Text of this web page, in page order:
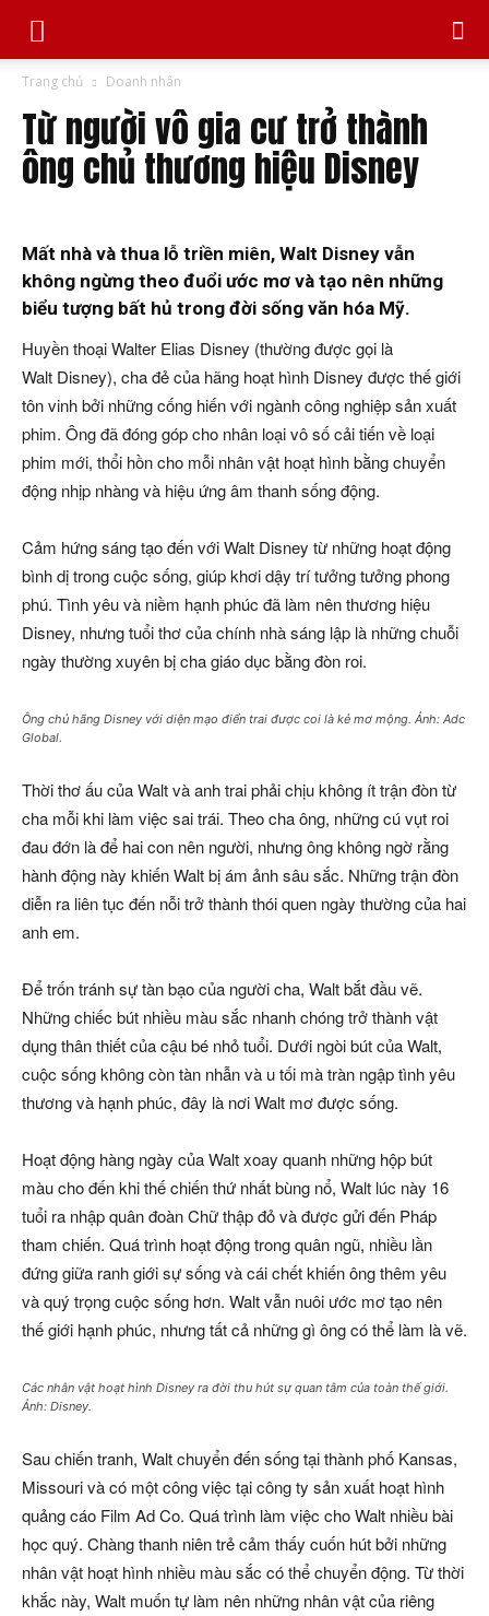
Trang chủ Doanh nhân
Từ người vô gia cư trở thành
ông chủ thương hiệu Disney
Mất nhà và thua lỗ triền miên, Walt Disney vẫn
không ngừng theo đuổi ước mơ và tạo nên những
biểu tượng bất hủ trong đời sống văn hóa Mỹ.
Huyền thoại Walter Elias Disney (thường được gọi là
Walt Disney), cha đẻ của hãng hoạt hình Disney được thế giới
tôn vinh bởi những cống hiến với ngành công nghiệp sản xuất
phim. Ông đã đóng góp cho nhân loại vô số cải tiến về loại
phim mới, thổi hồn cho mỗi nhân vật hoạt hình bằng chuyển
động nhịp nhàng và hiệu ứng âm thanh sống động.
Cảm hứng sáng tạo đến với Walt Disney từ những hoạt động
bình dị trong cuộc sống, giúp khơi dậy trí tưởng tưởng phong
phú. Tình yêu và niềm hạnh phúc đã làm nên thương hiệu
Disney, nhưng tuổi thơ của chính nhà sáng lập là những chuỗi
ngày thường xuyên bị cha giáo dục bằng đòn roi.
Ông chủ hãng Disney với diện mạo điển trai được coi là kẻ mơ mộng. Ảnh: Adc
Global.
Thời thơ ấu của Walt và anh trai phải chịu không ít trận đòn từ
cha mỗi khi làm việc sai trái. Theo cha ông, những cú vụt roi
đau đớn là để hai con nên người, nhưng ông không ngờ rằng
hành động này khiến Walt bị ám ảnh sâu sắc. Những trận đòn
diễn ra liên tục đến nỗi trở thành thói quen ngày thường của hai
anh em.
Để trốn tránh sự tàn bạo của người cha, Walt bắt đầu vẽ.
Những chiếc bút nhiều màu sắc nhanh chóng trở thành vật
dụng thân thiết của cậu bé nhỏ tuổi. Dưới ngòi bút của Walt,
cuộc sống không còn tàn nhẫn và u tối mà tràn ngập tình yêu
thương và hạnh phúc, đây là nơi Walt mơ được sống.
Hoạt động hàng ngày của Walt xoay quanh những hộp bút
màu cho đến khi thế chiến thứ nhất bùng nổ, Walt lúc này 16
tuổi ra nhập quân đoàn Chữ thập đỏ và được gửi đến Pháp
tham chiến. Quá trình hoạt động trong quân ngũ, nhiều lần
đứng giữa ranh giới sự sống và cái chết khiến ông thêm yêu
và quý trọng cuộc sống hơn. Walt vẫn nuôi ước mơ tạo nên
thế giới hạnh phúc, nhưng tất cả những gì ông có thể làm là vẽ.
Các nhân vật hoạt hình Disney ra đời thu hút sự quan tâm của toàn thế giới.
Ảnh: Disney.
Sau chiến tranh, Walt chuyển đến sống tại thành phố Kansas,
Missouri và có một công việc tại công ty sản xuất hoạt hình
quảng cáo Film Ad Co. Quá trình làm việc cho Walt nhiều bài
học quý. Chàng thanh niên trẻ cảm thấy cuốn hút bởi những
nhân vật hoạt hình nhiều màu sắc có thể chuyển động. Từ thời
khắc này, Walt muốn tự làm nên những nhân vật của riêng